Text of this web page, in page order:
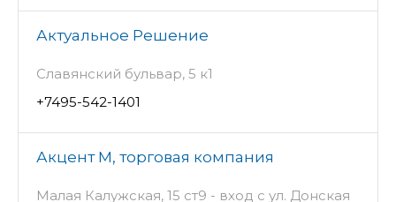
Актуальное Решение
Славянский бульвар, 5 к1
+7495-542-1401
Акцент М, торговая компания
Малая Калужская, 15 ст9 - вход с ул. Донская